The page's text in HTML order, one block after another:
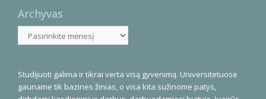
Archyvas
Archyvas
Studijuoti galima ir tikrai verta visą gyvenimą. Universitetuose
gauname tik bazines žinias, o visa kita sužinome patys,